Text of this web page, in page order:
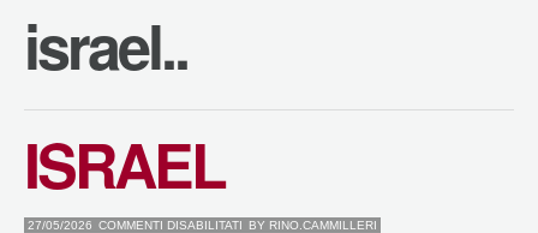
israel..
ISRAEL
27/05/2026 COMMENTI DISABILITATI SU
BY RINO.CAMMILLERI